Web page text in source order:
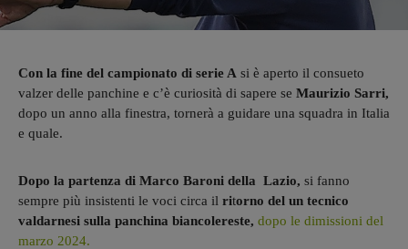
Con la fine del campionato di serie A si è aperto il consueto
valzer delle panchine e c’è curiosità di sapere se Maurizio Sarri,
dopo un anno alla finestra, tornerà a guidare una squadra in Italia
e quale.
Dopo la partenza di Marco Baroni della Lazio, si fanno
sempre più insistenti le voci circa il ritorno del un tecnico
valdarnesi sulla panchina biancolereste, dopo le dimissioni del
marzo 2024.